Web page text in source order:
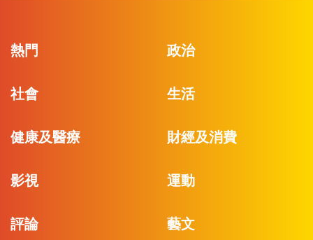
熱門 政治
社會 生活
健康及醫療 財經及消費
影視 運動
評論 藝文